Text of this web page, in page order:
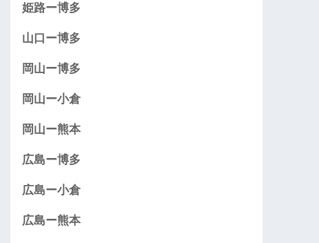
姫路ー博多
山口ー博多
岡山ー博多
岡山ー小倉
岡山ー熊本
広島ー博多
広島ー小倉
広島ー熊本